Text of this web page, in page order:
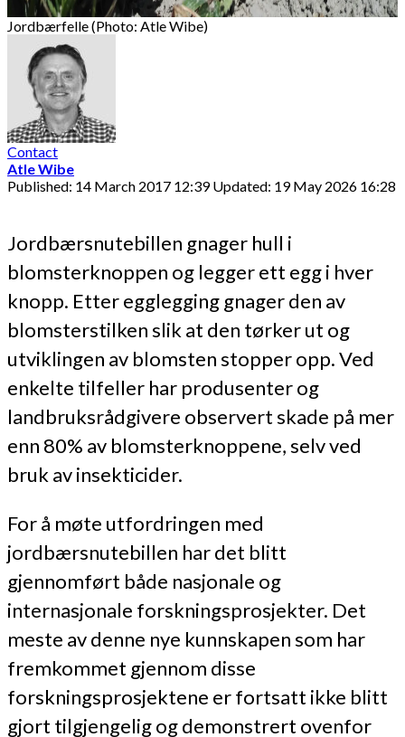
Jordbærfelle (Photo: Atle Wibe)
Contact
Atle Wibe
Published: 14 March 2017 12:39Updated: 19 May 2026 16:28
Jordbærsnutebillen gnager hull i
blomsterknoppen og legger ett egg i hver
knopp. Etter egglegging gnager den av
blomsterstilken slik at den tørker ut og
utviklingen av blomsten stopper opp. Ved
enkelte tilfeller har produsenter og
landbruksrådgivere observert skade på mer
enn 80% av blomsterknoppene, selv ved
bruk av insekticider.
For å møte utfordringen med
jordbærsnutebillen har det blitt
gjennomført både nasjonale og
internasjonale forskningsprosjekter. Det
meste av denne nye kunnskapen som har
fremkommet gjennom disse
forskningsprosjektene er fortsatt ikke blitt
gjort tilgjengelig og demonstrert ovenfor